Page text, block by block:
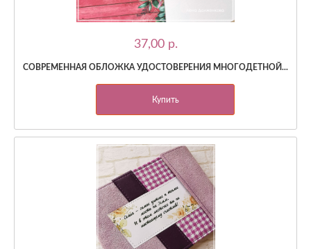
37,00 p.
СОВРЕМЕННАЯ ОБЛОЖКА УДОСТОВЕРЕНИЯ МНОГОДЕТНОЙ...
Купить